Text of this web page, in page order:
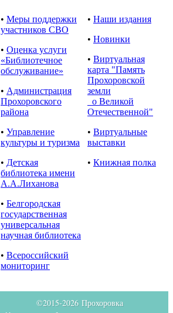
• Меры поддержки
участников СВО
• Оценка услуги
«Библиотечное
обслуживание»
• Администрация
Прохоровского
района
• Управление
культуры и туризма
• Детская
библиотека имени
А.А.Лиханова
• Белгородская
государственная
универсальная
научная библиотека
• Всероссийский
мониторинг
• Наши издания
• Новинки
• Виртуальная
карта "Память
Прохоровской
земли
о Великой
Отечественной"
• Виртуальные
выставки
• Книжная полка
©2015-2026 Прохоровка